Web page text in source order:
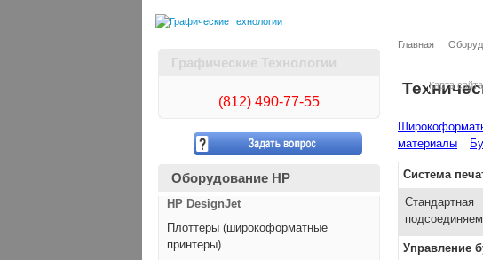
Карта сайта
Графические Технологии
(812) 490-77-55
Оборудование HP
HP DesignJet
Плоттеры (широкоформатные
принтеры)
Главная
материалы
Система
Стандартная
Управление